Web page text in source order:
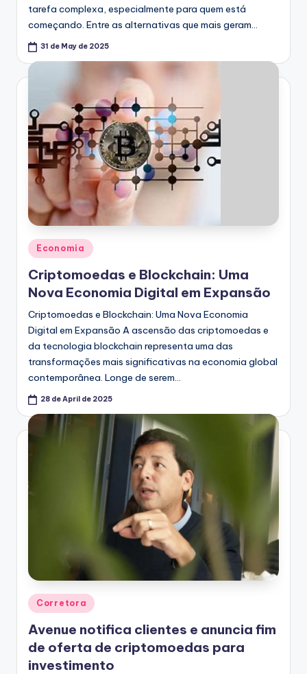
tarefa complexa, especialmente para quem está
começando. Entre as alternativas que mais geram…
31 de May de 2025
Posted
in
Economia
Criptomoedas e Blockchain: Uma
Nova Economia Digital em Expansão
Criptomoedas e Blockchain: Uma Nova Economia
Digital em Expansão A ascensão das criptomoedas e
da tecnologia blockchain representa uma das
transformações mais significativas na economia global
contemporânea. Longe de serem…
28 de April de 2025
Posted
in
Corretora
Avenue notifica clientes e anuncia fim
de oferta de criptomoedas para
investimento